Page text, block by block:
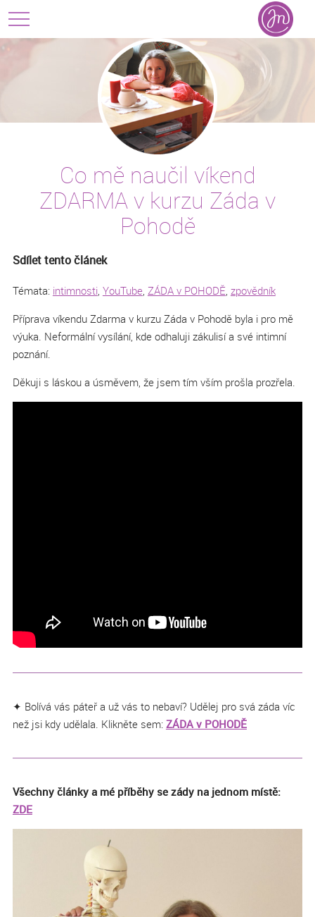
Co mě naučil víkend
ZDARMA v kurzu Záda v
Pohodě
Sdílet tento článek
Témata: intimnosti, YouTube, ZÁDA v POHODĚ, zpovědník
Příprava víkendu Zdarma v kurzu Záda v Pohodě byla i pro mě
výuka. Neformální vysílání, kde odhaluji zákulisí a své intimní
poznání.
Děkuji s láskou a úsměvem, že jsem tím vším prošla prozřela.
✦ Bolívá vás páteř a už vás to nebaví? Udělej pro svá záda víc
než jsi kdy udělala. Klikněte sem: ZÁDA v POHODĚ
Všechny články a mé příběhy se zády na jednom místě:
ZDE